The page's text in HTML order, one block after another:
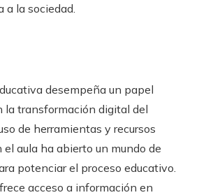
la sociedad.
desempeña un papel
la transformación digital del
de herramientas y recursos
aula ha abierto un mundo de
potenciar el proceso educativo.
acceso a información en